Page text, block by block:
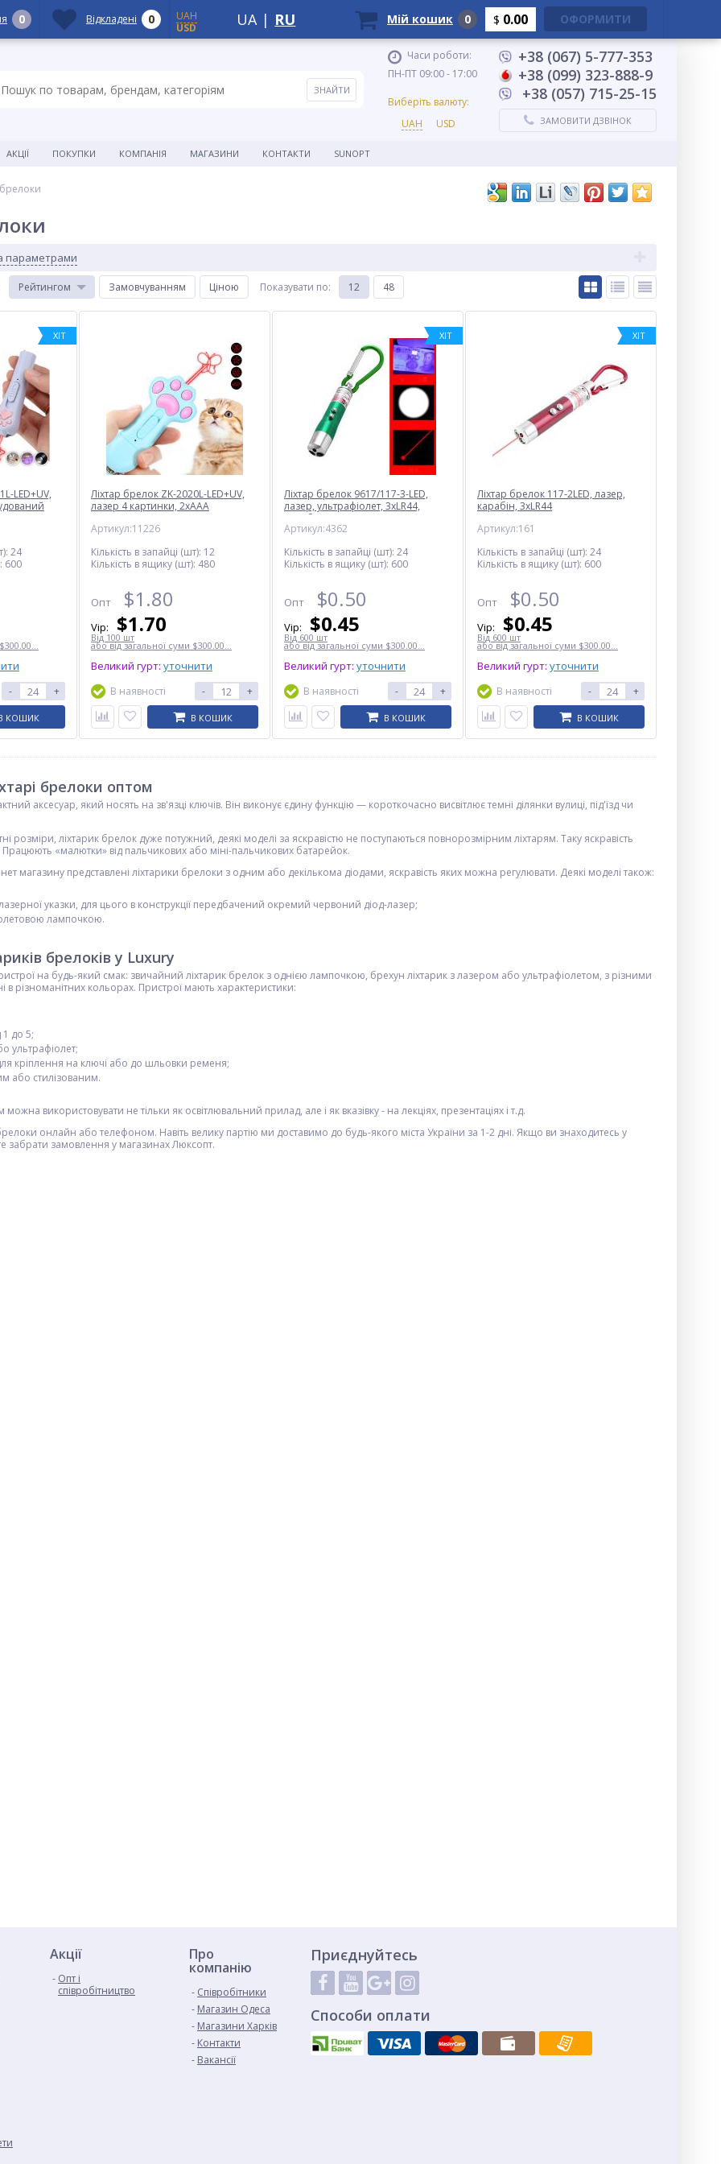
Часи роботи:
ПН-ПТ 09:00 - 17:00
Виберіть валюту:
UAH
USD
+38 (067) 5-777-353
+38 (099) 323-888-9
+38 (057) 715-25-15
ЗАМОВИТИ ДЗВІНОК
АКЦІЇ ПОКУПКИ КОМПАНІЯ МАГАЗИНИ КОНТАКТИ SUNOPT
брелоки
параметрами
Рейтингом Замовчуванням Ціною Показувати по: 12 48
ХІТ
LED+UV,
24
600
- +
КОШИК
Ліхтар брелок ZK-2020L-LED+UV,
лазер 4 картинки, 2xAAA
Артикул:11226
Кількість в запайці (шт): 12
Кількість в ящику (шт): 480
Опт $1.80
Vip: $1.70
Від 100 шт
або від загальної суми $300.00...
Великий гурт: уточнити
В наявності - +
В КОШИК
ХІТ
Ліхтар брелок 9617/117-3-LED,
лазер, ультрафіолет, 3хLR44,
карабін
Артикул:4362
Кількість в запайці (шт): 24
Кількість в ящику (шт): 600
Опт $0.50
Vip: $0.45
Від 600 шт
або від загальної суми $300.00...
Великий гурт: уточнити
В наявності - +
В КОШИК
ХІТ
Ліхтар брелок 117-2LED, лазер,
карабін, 3xLR44
Артикул:161
Кількість в запайці (шт): 24
Кількість в ящику (шт): 600
Опт $0.50
Vip: $0.45
Від 600 шт
або від загальної суми $300.00...
Великий гурт: уточнити
В наявності - +
В КОШИК
брелоки оптом
аксесуар, який носять на зв'язці ключів. Він виконує єдину функцію — короткочасно висвітлює темні ділянки вулиці, під'їзд чи
розміри, ліхтарик брелок дуже потужний, деякі моделі за яскравістю не поступаються повнорозмірним ліхтарям. Таку яскравість
«малютки» від пальчикових або міні-пальчикових батарейок.
магазину представлені ліхтарики брелоки з одним або декількома діодами, яскравість яких можна регулювати. Деякі моделі також:
указки, для цього в конструкції передбачений окремий червоний діод-лазер;
лампочкою.
брелоків у Luxury
на будь-який смак: звичайний ліхтарик брелок з однією лампочкою, брехун ліхтарик з лазером або ультрафіолетом, з різними
в різноманітних кольорах. Пристрої мають характеристики:
до 5;
ультрафіолет;
кріплення на ключі або до шльовки ременя;
або стилізованим.
використовувати не тільки як освітлювальний прилад, але і як вказівку - на лекціях, презентаціях і т.д.
онлайн або телефоном. Навіть велику партію ми доставимо до будь-якого міста України за 1-2 дні. Якщо ви знаходитесь у
забрати замовлення у магазинах Люксопт.
Акції
Опт і
співробітництво
Про
компанію
Cпівробітники
Магазин Одеса
Магазини Харків
Контакти
Вакансії
Приєднуйтесь
Способи оплати
0 Відкладені 0
UAH
USD
UA | RU Мій кошик 0 $ 0.00 ОФОРМИТИ